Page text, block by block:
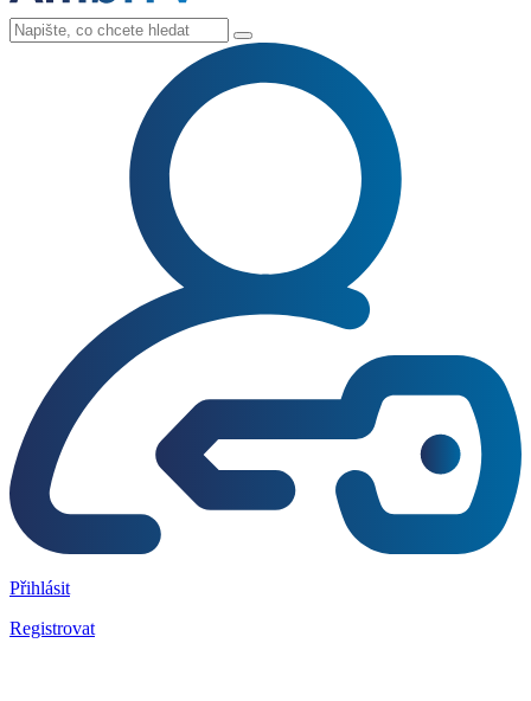
Přihlásit
Registrovat